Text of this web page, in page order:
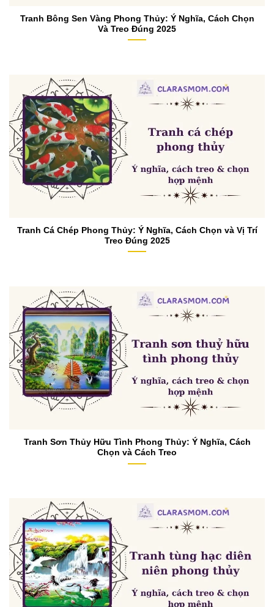
Tranh Bông Sen Vàng Phong Thủy: Ý Nghĩa, Cách Chọn
Và Treo Đúng 2025
Tranh Cá Chép Phong Thủy: Ý Nghĩa, Cách Chọn và Vị Trí
Treo Đúng 2025
Tranh Sơn Thủy Hữu Tình Phong Thủy: Ý Nghĩa, Cách
Chọn và Cách Treo